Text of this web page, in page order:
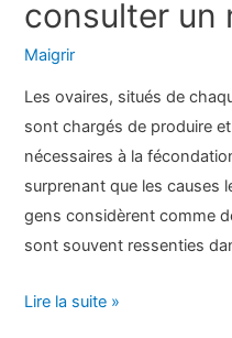
consulter un
Maigrir
Les ovaires, situés de
sont chargés de produire
nécessaires à la
surprenant que les causes
gens considèrent comme
sont souvent ressenties
Douleurs
Lire la suite »